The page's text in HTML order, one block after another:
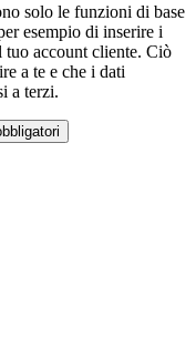
solo le funzioni di base
esempio di inserire i
tuo account cliente. Ciò
a te e che i dati
a terzi.